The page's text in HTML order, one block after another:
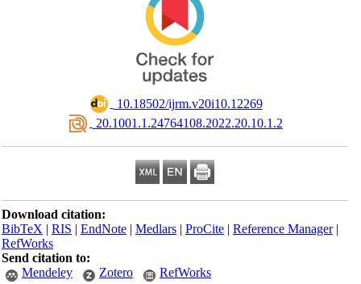
‎ 10.18502/ijrm.v20i10.12269
‎ 20.1001.1.24764108.2022.20.10.1.2
Download citation:
BibTeX|RIS|EndNote|Medlars|ProCite|Reference Manager
RefWorks
Send citation to:
Mendeley
Zotero RefWorks